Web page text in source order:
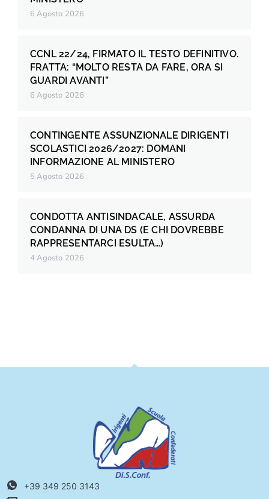
6 Agosto 2026
CCNL 22/24, FIRMATO IL TESTO DEFINITIVO.
FRATTA: “MOLTO RESTA DA FARE, ORA SI
GUARDI AVANTI”
6 Agosto 2026
CONTINGENTE ASSUNZIONALE DIRIGENTI
SCOLASTICI 2026/2027: DOMANI
INFORMAZIONE AL MINISTERO
5 Agosto 2026
CONDOTTA ANTISINDACALE, ASSURDA
CONDANNA DI UNA DS (E CHI DOVREBBE
RAPPRESENTARCI ESULTA…)
4 Agosto 2026
+39 349 250 3143